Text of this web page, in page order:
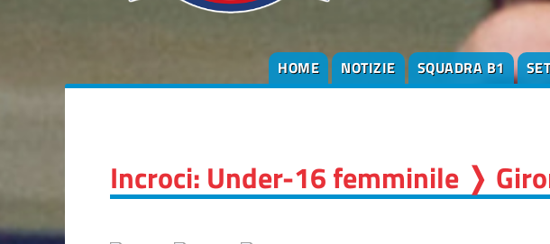
HOME NOTIZIE SQUADRA B1
Incroci: Under-16 femminile ❭